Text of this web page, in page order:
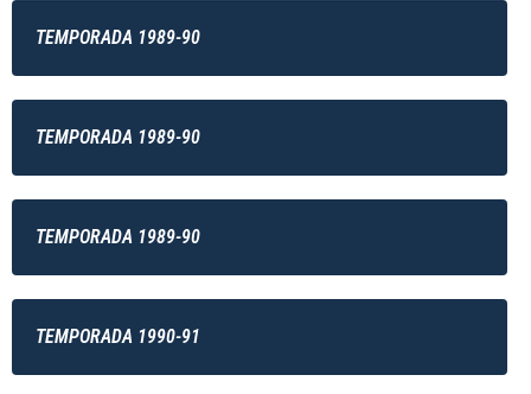
TEMPORADA 1989-90
TEMPORADA 1989-90
TEMPORADA 1989-90
TEMPORADA 1990-91